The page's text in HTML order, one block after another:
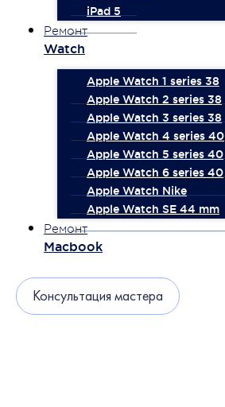
iPad 5
Ремонт
Watch
Apple Watch 1 series 38
Apple Watch 2 series 38
Apple Watch 3 series 38
Apple Watch 4 series 40
Apple Watch 5 series 40
Apple Watch 6 series 40
Apple Watch Nike
Apple Watch SE 44 mm
Ремонт
Macbook
Консультация мастера